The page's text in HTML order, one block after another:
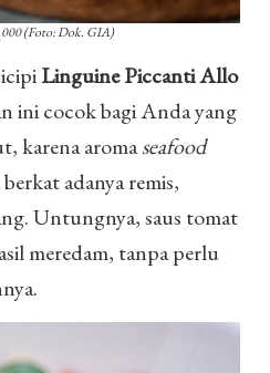
(Foto: Dok. GIA)
Linguine Piccanti Allo
ini cocok bagi Anda yang
karena aromaseafood
adanya remis,
Untungnya, saus tomat
meredam, tanpa perlu